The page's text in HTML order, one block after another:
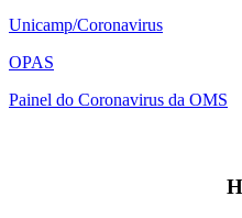
Unicamp/Coronavirus
OPAS
Painel do Coronavirus da OMS